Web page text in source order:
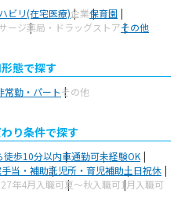
ビリ(在宅医療)企業保育園
ージ薬局・ドラッグストアその他
態で探す
常勤・パートその他
り条件で探す
徒歩10分以内車通勤可未経験OK
当・補助託児所・育児補助土日祝休
年4月入職可夏～秋入職可1月入職可